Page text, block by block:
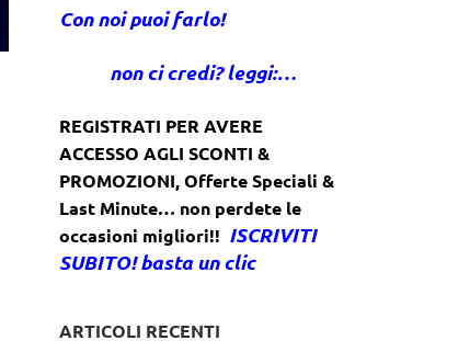
Con noi puoi farlo!
non ci credi? leggi:…
REGISTRATI PER AVERE
ACCESSO AGLI SCONTI &
PROMOZIONI,Offerte Speciali &
Last Minute… non perdete le
occasioni migliori!! ISCRIVITI
SUBITO! basta un clic
ARTICOLI RECENTI